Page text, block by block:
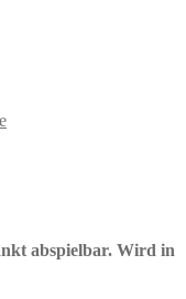
abspielbar. Wird in